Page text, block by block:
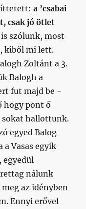
a ’csabai
csak jó ötlet
szólunk, most
kiből mi lett.
Zoltánt a 3.
Balogh a
fut majd be -
hogy pont ő
sokat hallottunk.
egyed Balog
a Vasas egyik
egyedül
nálunk
az idényben
Ennyi erővel